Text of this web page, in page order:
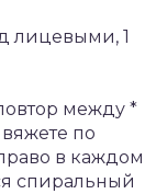
лицевыми, 1
между *
по
в каждом
спиральный